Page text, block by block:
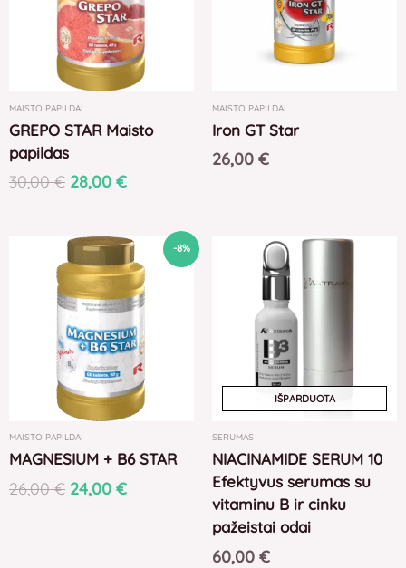
MAISTO PAPILDAI
GREPO STAR Maisto
papildas
30,00€ 28,00 €
MAISTO PAPILDAI
Iron GT Star
26,00 €
-8%
MAISTO PAPILDAI
MAGNESIUM + B6 STAR
26,00€
Original
price
was:
26,00 €.
24,00 €
Current
price
is:
24,00 €.
IŠPARDUOTA
SERUMAS
NIACINAMIDE SERUM 10
Efektyvus serumas su
vitaminu B ir cinku
pažeistai odai
60,00 €